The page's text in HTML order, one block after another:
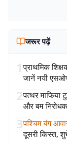
जरूर पढ़ें
1प्राथमिक
जानें नयी
2पत्थर
और बम
3पश्चिम बंग
दूसरी किस्त,